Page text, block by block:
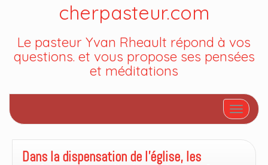
cherpasteur.com
Le pasteur Yvan Rheault répond à vos
questions. et vous propose ses pensées
et méditations
Afficher/
Dans la dispensation de l’église, les